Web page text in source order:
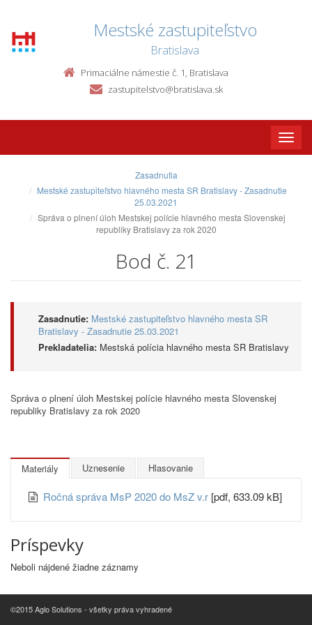
Mestské zastupiteľstvo
Bratislava
Primaciálne námestie č. 1, Bratislava
zastupitelstvo@bratislava.sk
Toggle
Zasadnutia
Mestské zastupiteľstvo hlavného mesta SR Bratislavy - Zasadnutie
25.03.2021
Správa o plnení úloh Mestskej polície hlavného mesta Slovenskej
republiky Bratislavy za rok 2020
Bod č. 21
Zasadnutie: Mestské zastupiteľstvo hlavného mesta SR
Bratislavy - Zasadnutie 25.03.2021
Prekladatelia: Mestská polícia hlavného mesta SR Bratislavy
Správa o plnení úloh Mestskej polície hlavného mesta Slovenskej
republiky Bratislavy za rok 2020
Materiály Uznesenie Hlasovanie
Ročná správa MsP 2020 do MsZ v.r [pdf, 633.09 kB]
Príspevky
Neboli nájdené žiadne záznamy
©2015 Aglo Solutions - všetky práva vyhradené